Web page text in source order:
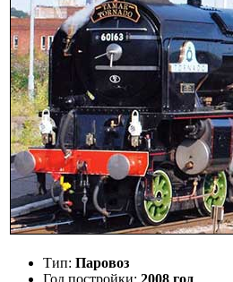
Тип: Паровоз
Год постройки: 2008 год